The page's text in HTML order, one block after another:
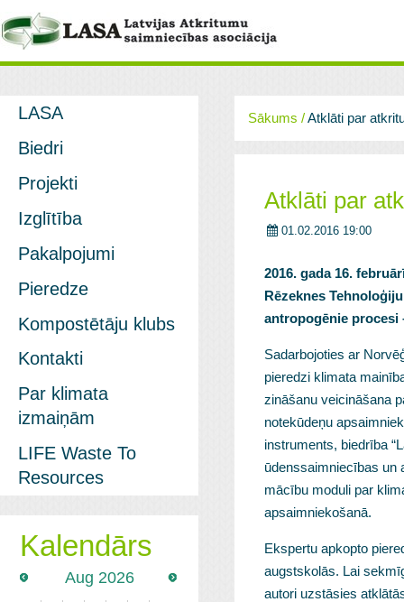
Sākums /Atklāti par
Atklāti par
01.02.2016 19:00
2016. gada 16.
Rēzeknes
antropogēnie procesi
Sadarbojoties ar
pieredzi klimata
zināšanu veicināšana
notekūdeņu
instruments, biedrība
ūdenssaimniecības un
mācību moduli par
apsaimniekošanā.
Ekspertu apkopto
augstskolās. Lai
autori uzstāsies
LASA
Biedri
Projekti
Izglītība
Pakalpojumi
Pieredze
Kompostētāju klubs
Kontakti
Par klimata
izmaiņām
LIFE Waste To
Resources
Kalendārs
Aug 2026